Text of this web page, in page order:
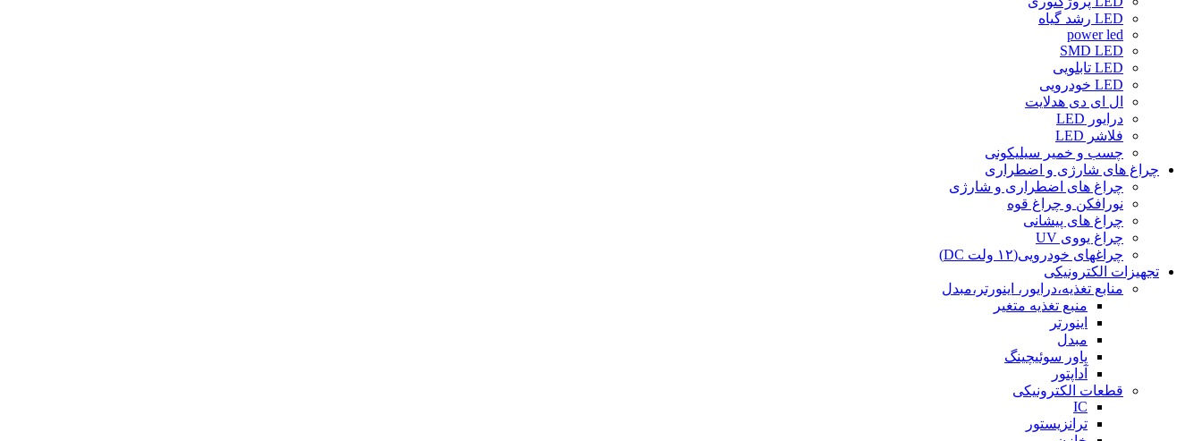
LED رشد گیاه
power led
SMD LED
LED تابلویی
LED خودرویی
ال ای دی هدلایت
درایور LED
فلاشر LED
چسب و خمیر سیلیکونی
چراغ های شارژی و اضطراری
چراغ های اضطراری و شارژی
نورافکن و چراغ قوه
چراغ های پیشانی
چراغ یووی UV
چراغهای خودرویی(۱۲ ولت DC)
تجهیزات الکترونیکی
منابع تغذیه،درایور، اینورتر،مبدل
منبع تغذیه متغیر
اینورتر
مبدل
پاور سوئیچینگ
آداپتور
قطعات الکترونیکی
IC
ترانزیستور